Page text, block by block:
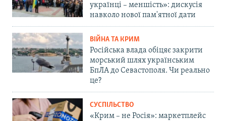
українці – меншість»: дискусія
навколо нової пам'ятної дати
ВІЙНА ТА КРИМ
Російська влада обіцяє закрити
морський шлях українським
БпЛА до Севастополя. Чи реально
це?
СУСПІЛЬСТВО
«Крим – не Росія»: маркетплейс